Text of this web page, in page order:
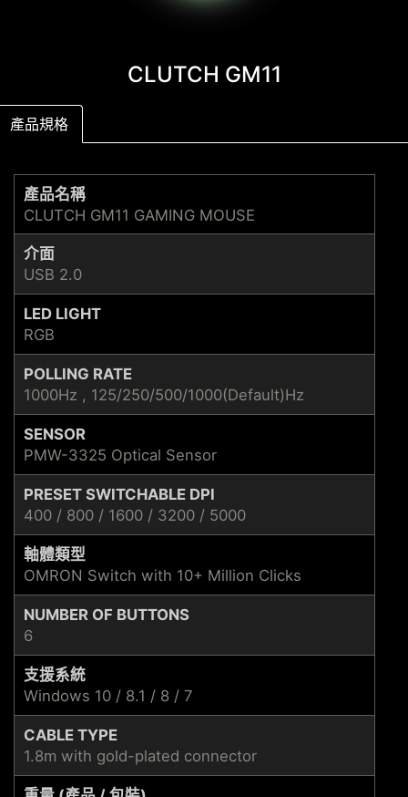
CLUTCH GM11
產品規格
產品名稱
CLUTCH GM11 GAMING MOUSE
介面
USB 2.0
LED LIGHT
RGB
POLLING RATE
1000Hz , 125/250/500/1000(Default)Hz
SENSOR
PMW-3325 Optical Sensor
PRESET SWITCHABLE DPI
400 / 800 / 1600 / 3200 / 5000
軸體類型
OMRON Switch with 10+ Million Clicks
NUMBER OF BUTTONS
6
支援系統
Windows 10 / 8.1 / 8 / 7
CABLE TYPE
1.8m with gold-plated connector